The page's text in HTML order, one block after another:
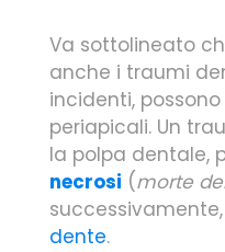
Va sottolineato
anche i traumi
incidenti,
periapicali. Un
la polpa dentale,
necrosi (morte
dente.